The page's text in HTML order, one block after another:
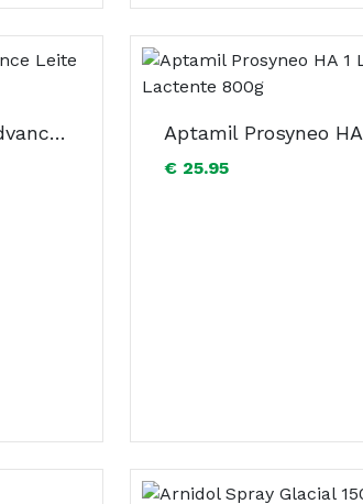
Aptamil 3 Pronutra Advance Leite Transição 800g
€ 25.95